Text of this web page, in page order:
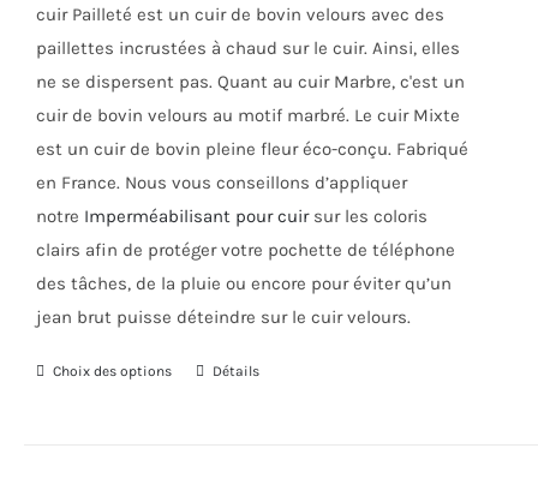
cuir Pailleté est un cuir de bovin velours avec des
paillettes incrustées à chaud sur le cuir. Ainsi, elles
ne se dispersent pas. Quant au cuir Marbre, c'est un
cuir de bovin velours au motif marbré. Le cuir Mixte
est un cuir de bovin pleine fleur éco-conçu. Fabriqué
en France. Nous vous conseillons d’appliquer
notre Imperméabilisant pour cuirsur les coloris
clairs afin de protéger votre pochette de téléphone
des tâches, de la pluie ou encore pour éviter qu’un
jean brut puisse déteindre sur le cuir velours.
Choix des options
CeDétails